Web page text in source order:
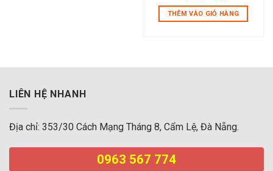
THÊM VÀO GIỎ HÀNG
LIÊN HỆ NHANH
Địa chỉ: 353/30 Cách Mạng Tháng 8, Cẩm Lệ, Đà Nẵng.
0963 567 774